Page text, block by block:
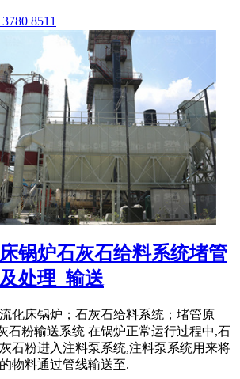
8511
锅炉石灰石给料系统堵管
处理_输送
化床锅炉；石灰石给料系统；堵管原
石粉输送系统 在锅炉正常运行过程中,石
石粉进入注料泵系统,注料泵系统用来将
物料通过管线输送至.